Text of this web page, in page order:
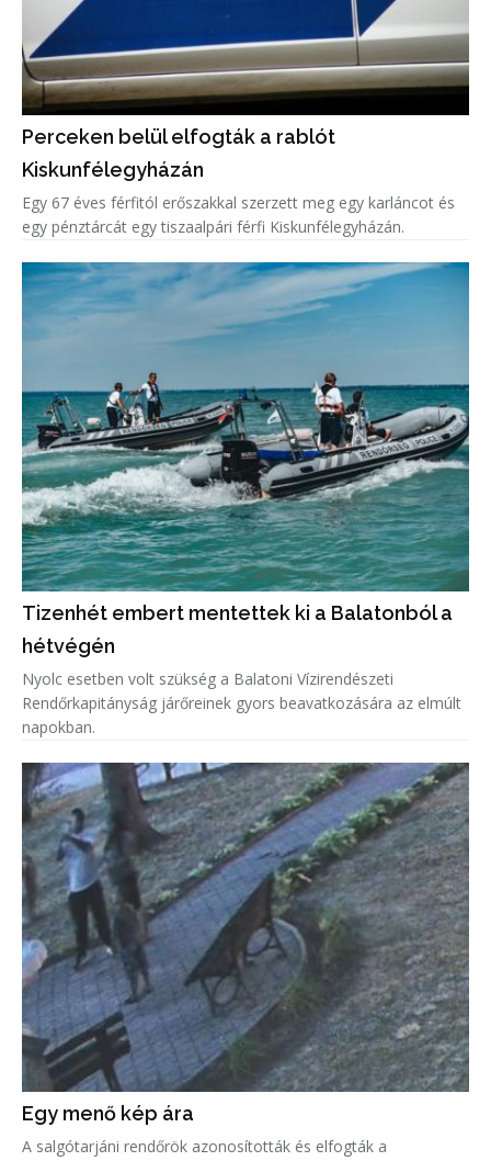
Perceken belül elfogták a rablót
Kiskunfélegyházán
Egy 67 éves férfitól erőszakkal szerzett meg egy karláncot és
egy pénztárcát egy tiszaalpári férfi Kiskunfélegyházán.
Tizenhét embert mentettek ki a Balatonból a
hétvégén
Nyolc esetben volt szükség a Balatoni Vízirendészeti
Rendőrkapitányság járőreinek gyors beavatkozására az elmúlt
napokban.
Egy menő kép ára
A salgótarjáni rendőrök azonosították és elfogták a